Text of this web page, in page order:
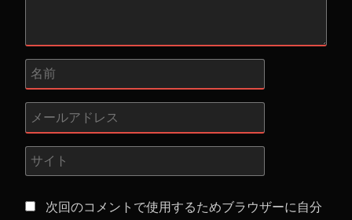
次回のコメントで使用するためブラウザーに自分